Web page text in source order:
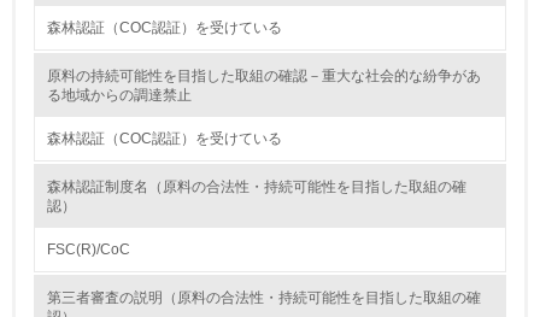
環境配慮型製品・サービスの製造・販売
行っている
し、具体的な販売目標や計画を立てている
森林認証（COC認証）を受けている
原料の持続可能性を目指した取組の確認－重大な社会的な紛争があ
る地域からの調達禁止
森林認証（COC認証）を受けている
森林認証制度名（原料の合法性・持続可能性を目指した取組の確
認）
FSC(R)/CoC
第三者審査の説明（原料の合法性・持続可能性を目指した取組の確